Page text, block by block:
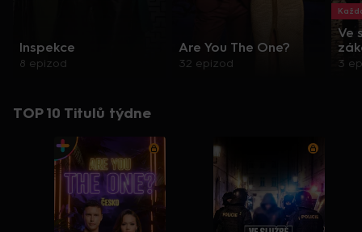
Inspekce
8 epizod
Are You The One?
32 epizod
Ve
3
TOP 10 Titulů týdne